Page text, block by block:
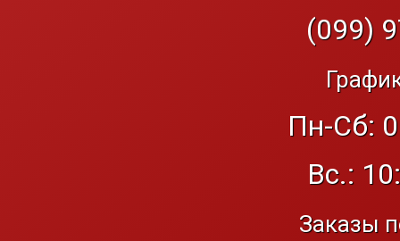
(099)
Пн-Сб:
Вс.:
Заказы